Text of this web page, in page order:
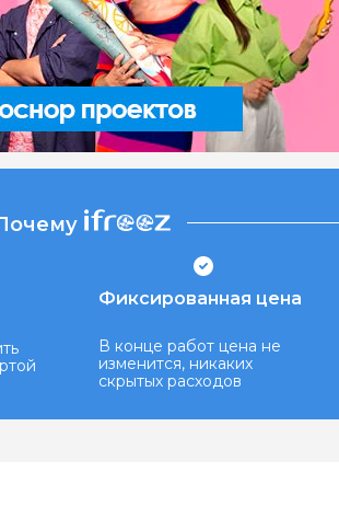
Фиксированная цена
В конце работ цена не
изменится, никаких
скрытых расходов